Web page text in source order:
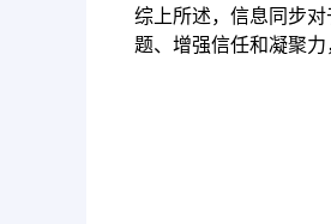
综上所述，信息同步
题、增强信任和凝聚力